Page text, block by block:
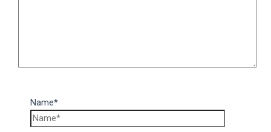
Name*